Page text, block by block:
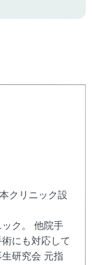
クリニック設
ク。 他院手
にも対応して
研究会 元指